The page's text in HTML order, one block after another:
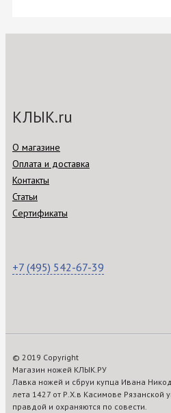
КЛЫК.ru
О магазине
Оплата и доставка
Контакты
Статьи
Сертификаты
+7 (495) 542-67-39
© 2019 Copyright
Магазин ножей КЛЫК.РУ
Лавка ножей и сбруи купца Ивана
лета 1427 от Р.Х.в Касимове
правдой и охраняются по совести.